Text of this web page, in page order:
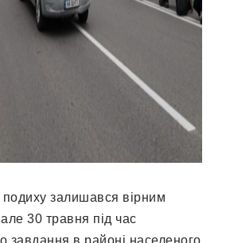
подиху залишався вірним
але 30 травня під час